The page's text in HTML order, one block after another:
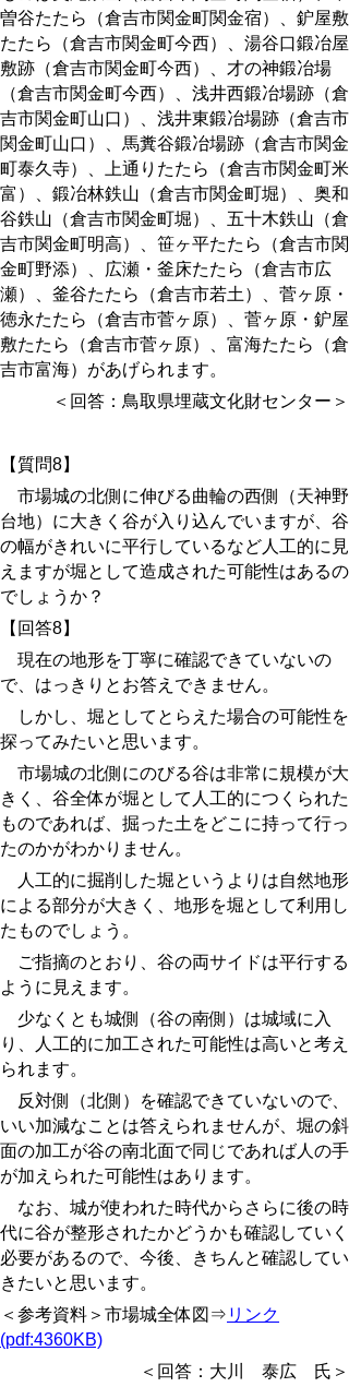
曽谷たたら（倉吉市関金町関金宿）、鈩屋敷
たたら（倉吉市関金町今西）、湯谷口鍛冶屋
敷跡（倉吉市関金町今西）、才の神鍛冶場
（倉吉市関金町今西）、浅井西鍛冶場跡（倉
吉市関金町山口）、浅井東鍛冶場跡（倉吉市
関金町山口）、馬糞谷鍛冶場跡（倉吉市関金
町泰久寺）、上通りたたら（倉吉市関金町米
富）、鍛冶林鉄山（倉吉市関金町堀）、奥和
谷鉄山（倉吉市関金町堀）、五十木鉄山（倉
吉市関金町明高）、笹ヶ平たたら（倉吉市関
金町野添）、広瀬・釜床たたら（倉吉市広
瀬）、釜谷たたら（倉吉市若土）、菅ヶ原・
徳永たたら（倉吉市菅ヶ原）、菅ヶ原・鈩屋
敷たたら（倉吉市菅ヶ原）、富海たたら（倉
吉市富海）があげられます。
＜回答：鳥取県埋蔵文化財センター＞
【質問8】
市場城の北側に伸びる曲輪の西側（天神野
台地）に大きく谷が入り込んでいますが、谷
の幅がきれいに平行しているなど人工的に見
えますが堀として造成された可能性はあるの
でしょうか？
【回答8】
現在の地形を丁寧に確認できていないの
で、はっきりとお答えできません。
しかし、堀としてとらえた場合の可能性を
探ってみたいと思います。
市場城の北側にのびる谷は非常に規模が大
きく、谷全体が堀として人工的につくられた
ものであれば、掘った土をどこに持って行っ
たのかがわかりません。
人工的に掘削した堀というよりは自然地形
による部分が大きく、地形を堀として利用し
たものでしょう。
ご指摘のとおり、谷の両サイドは平行する
ように見えます。
少なくとも城側（谷の南側）は城域に入
り、人工的に加工された可能性は高いと考え
られます。
反対側（北側）を確認できていないので、
いい加減なことは答えられませんが、堀の斜
面の加工が谷の南北面で同じであれば人の手
が加えられた可能性はあります。
なお、城が使われた時代からさらに後の時
代に谷が整形されたかどうかも確認していく
必要があるので、今後、きちんと確認してい
きたいと思います。
＜参考資料＞市場城全体図⇒ リンク
(pdf:4360KB)
＜回答：大川 泰広 氏＞